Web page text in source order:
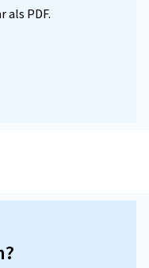
als PDF.